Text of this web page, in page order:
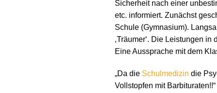
Sicherheit nach einer
etc. informiert. Zunächst
Schule (Gymnasium).
‚Träumer‘. Die Leistungen
Eine Aussprache mit dem
„Da die Schulmedizin die
Vollstopfen mit Barbituraten!!“